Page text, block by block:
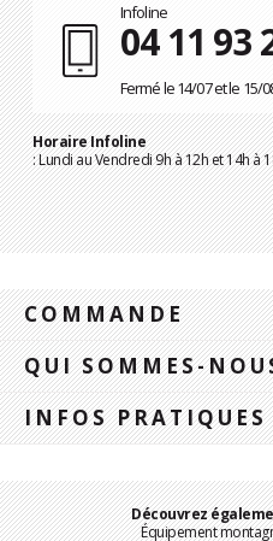
Infoline
04 11 93
Fermé le 14/07 et le 15/
Horaire Infoline
: Lundi au Vendredi 9h à 12h et 14h à
COMMANDE
QUI SOMMES-
INFOS PRATIQUES
Découvrez
Équipement